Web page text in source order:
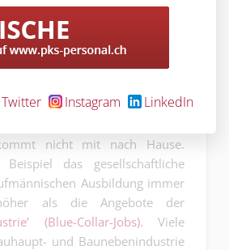
diesen vielen Berufsrisiken
suchen ihr Glück eher bei
ist das Arbeiten an der Wärme
nicht mit nach Hause.
das gesellschaftliche
Ausbildung immer
als die Angebote der
(Blue-Collar-Jobs). Viele
und Baunebenindustrie
Twitter Instagram LinkedIn